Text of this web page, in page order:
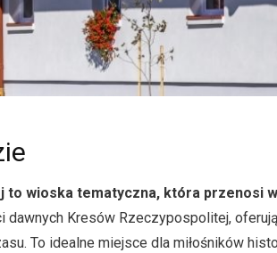
to wioska tematyczna, która przenosi
dawnych Kresów Rzeczypospolitej,
To idealne miejsce dla miłośników